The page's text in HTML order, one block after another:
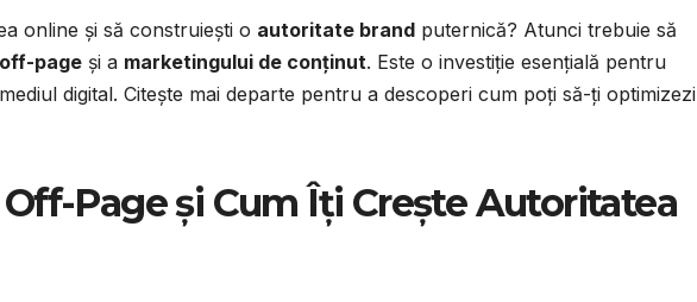
online și să construiești o autoritate brand puternică? Atunci trebuie să
page și a marketingului de conținut. Este o investiție esențială pentru
digital. Citește mai departe pentru a descoperi cum poți să-ți optimizezi
Off-Page și Cum Îți Crește Autoritatea